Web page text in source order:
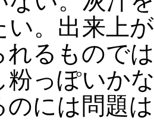
い。出来上
れるもので
粉っぽいか
のには問題